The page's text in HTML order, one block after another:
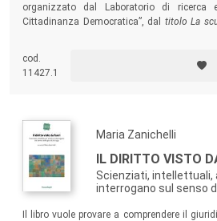
organizzato dal Laboratorio di ricerca
Cittadinanza Democratica”, dal titolo La
strumenti e chiavi di interpretazione della
complessa, ma anche di poter incidere
cod.
11427.1
Maria Zanichelli
IL DIRITTO VISTO
Scienziati, intellettuali,
interrogano sul senso
Il libro vuole provare a comprendere il